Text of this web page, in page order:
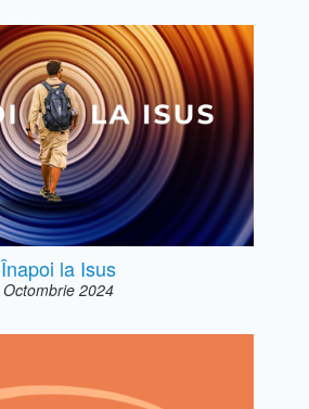
Înapoi la Isus
Octombrie 2024